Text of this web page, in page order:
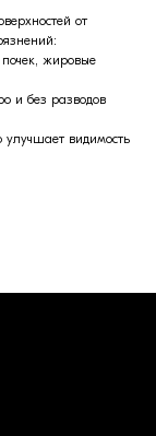
от
жировые
и без разводов
улучшает видимость